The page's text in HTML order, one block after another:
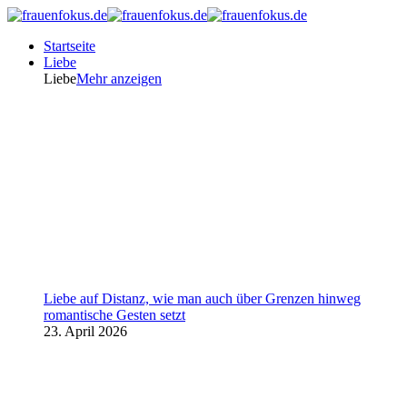
Startseite
Liebe
LiebeMehr anzeigen
Liebe auf Distanz, wie man auch über Grenzen hinweg
romantische Gesten setzt
23. April 2026